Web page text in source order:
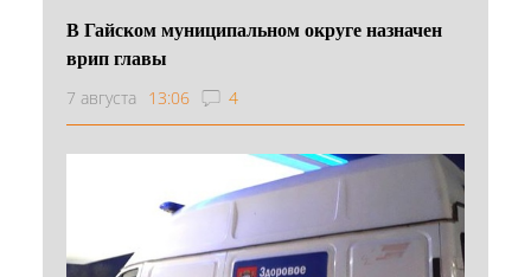
В Гайском муниципальном округе назначен
врип главы
7 августа 13:06 4